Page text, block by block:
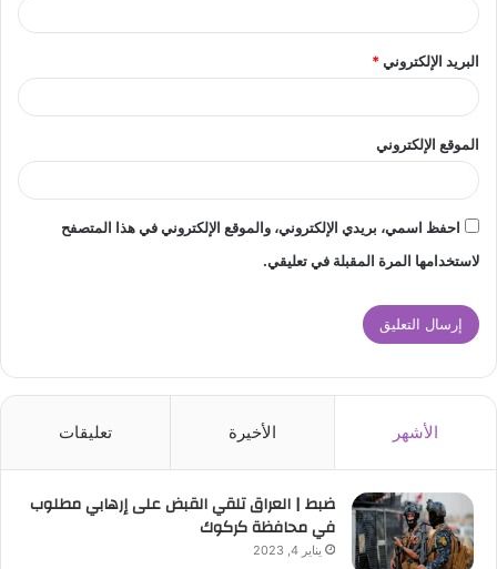
البريد الإلكتروني*
الموقع الإلكتروني
احفظ اسمي، بريدي الإلكتروني، والموقع الإلكتروني في هذا المتصفح
لاستخدامها المرة المقبلة في تعليقي.
الأشهر الأخيرة تعليقات
ضبط | العراق تلقي القبض على إرهابي مطلوب
في محافظة كركوك
يناير 4, 2023